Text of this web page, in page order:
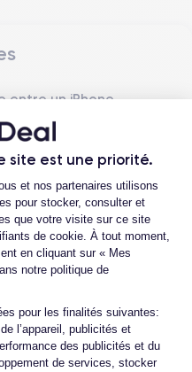
site est une priorité.
du
et nos partenaires utilisons
pour stocker, consulter et
que votre visite sur ce site
de cookie. À tout moment,
en cliquant sur « Mes
notre politique de
pour les finalités suivantes:
l’appareil, publicités et
des publicités et du
de services, stocker
iPhone XS
Système exploit.
Poids
Résolution écran
2436 x 1125 pixels
Mémoire interne
Nombre de cœurs
6
entre un iPhone
d'un iPhone XS
en cas de
à des chutes ?
disponibles sur
vous sur vos